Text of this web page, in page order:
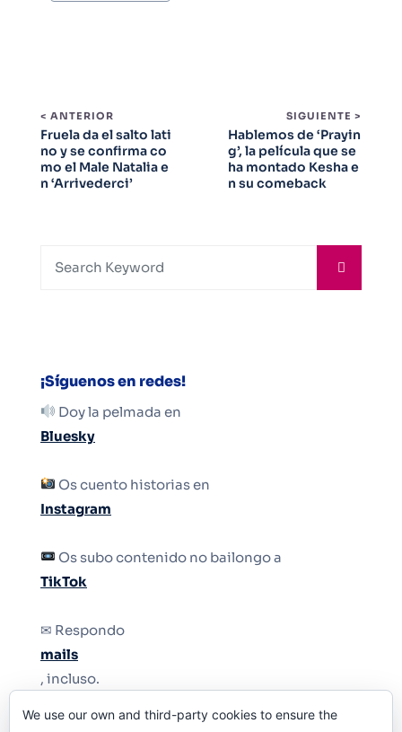
< ANTERIOR
Fruela da el salto lati
no y se confirma co
mo el Male Natalia e
n ‘Arrivederci’
SIGUIENTE >
Hablemos de ‘Prayin
g’, la película que se
ha montado Kesha e
n su comeback
¡Síguenos en redes!
Doy la pelmada en
Bluesky
Os cuento historias en
Instagram
Os subo contenido no bailongo a
TikTok
✉ Respondo
mails
, incluso.
Y si una persona no puede tener teléfono, que
We use our own and third-party cookies to ensure the